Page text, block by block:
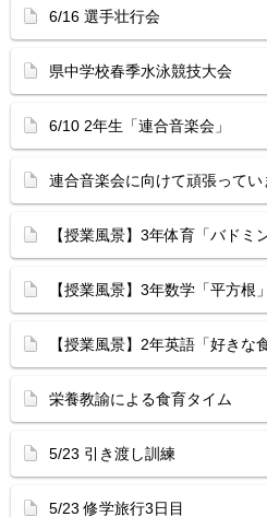
6/16 選手壮行会
県中学校春季水泳競技大会
6/10 2年生「連合音楽会」
連合音楽会に向けて頑張ってい
【授業風景】3年体育「バドミ
【授業風景】3年数学「平方根」
【授業風景】2年英語「好きな
栄養教諭による食育タイム
5/23 引き渡し訓練
5/23 修学旅行3日目